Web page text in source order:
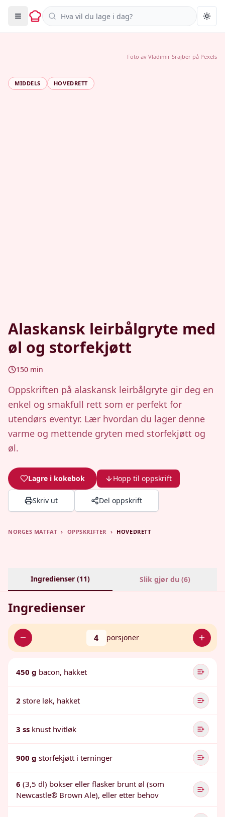
Søk i oppskrifter
MIDDELS HOVEDRETT
Alaskansk leirbålgryte med
øl og storfekjøtt
150 min
Oppskriften på alaskansk leirbålgryte gir deg en
enkel og smakfull rett som er perfekt for
utendørs eventyr. Lær hvordan du lager denne
varme og mettende gryten med storfekjøtt og
øl.
Lagre i kokebok Hopp til oppskrift
Skriv ut Del oppskrift
Foto av Vladimir Srajber på Pexels
NORGES MATFAT › OPPSKRIFTER › HOVEDRETT
Ingredienser (11) Slik gjør du (6)
Ingredienser
4 porsjoner
450 g bacon, hakket
2 store løk, hakket
3 ss knust hvitløk
900 g storfekjøtt i terninger
6 (3,5 dl) bokser eller flasker brunt øl (som
Newcastle® Brown Ale), eller etter behov